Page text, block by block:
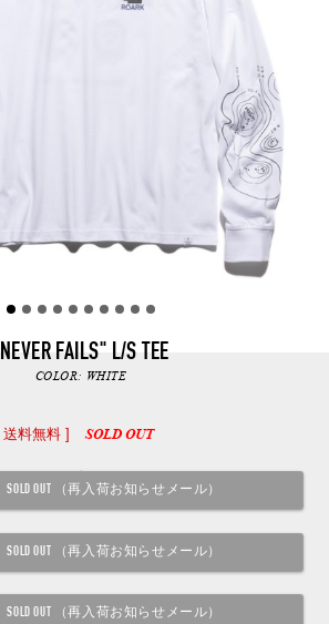
FAILS" L/S TEE
COLOR: WHITE
送料無料 ] SOLD OUT